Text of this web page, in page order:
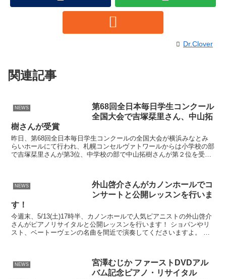
Dr.Clover
関連記事
NEWS
第68回全日本毎日学生コンクール
全国大会で吉塚栞里さん、中山拓
樹さんが受賞
昨日、第68回全日本毎日学生コンクールの全国大会が横浜みなとみ
らいホールにて行われ、札幌コンセルヴァトワールからは小学校の部
で吉塚栞里さんが第3位、中学校の部で中山拓樹さんが第２位を受賞
NEWS
外山啓介さんがカノンホールでコ
ンサートと公開レッスンを行いま
す！
今週末、5/13(土)17時半、カノンホールで人気ピアニストの外山啓介
さんがピアノリサイタルと公開レッスンを行います！ ショパンやリ
スト、ベートーヴェンの名曲を間近で演奏してくださいますよ。 公
NEWS
宮澤むじか ファーストDVDアル
バム記念ピアノ・リサイタル